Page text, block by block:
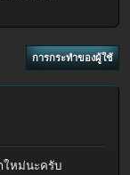
การกระทำของผู้ใช้
ใหม่นะครับ